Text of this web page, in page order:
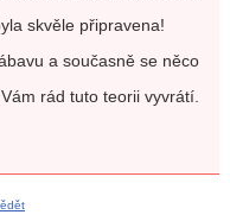
skvěle připravena!
a současně se něco
rád tuto teorii vyvrátí.